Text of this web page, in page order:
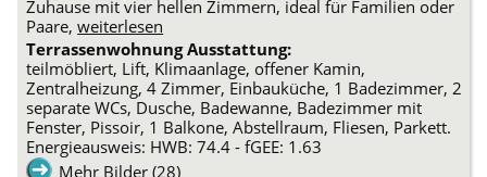
Zuhause mit vier hellen Zimmern, ideal für Familien oder
Paare,weiterlesen
Terrassenwohnung Ausstattung:
teilmöbliert, Lift, Klimaanlage, offener Kamin,
Zentralheizung, 4 Zimmer, Einbauküche, 1 Badezimmer, 2
separate WCs, Dusche, Badewanne, Badezimmer mit
Fenster, Pissoir, 1 Balkone, Abstellraum, Fliesen, Parkett.
Energieausweis: HWB: 74.4 - fGEE: 1.63
Mehr Bilder (28)